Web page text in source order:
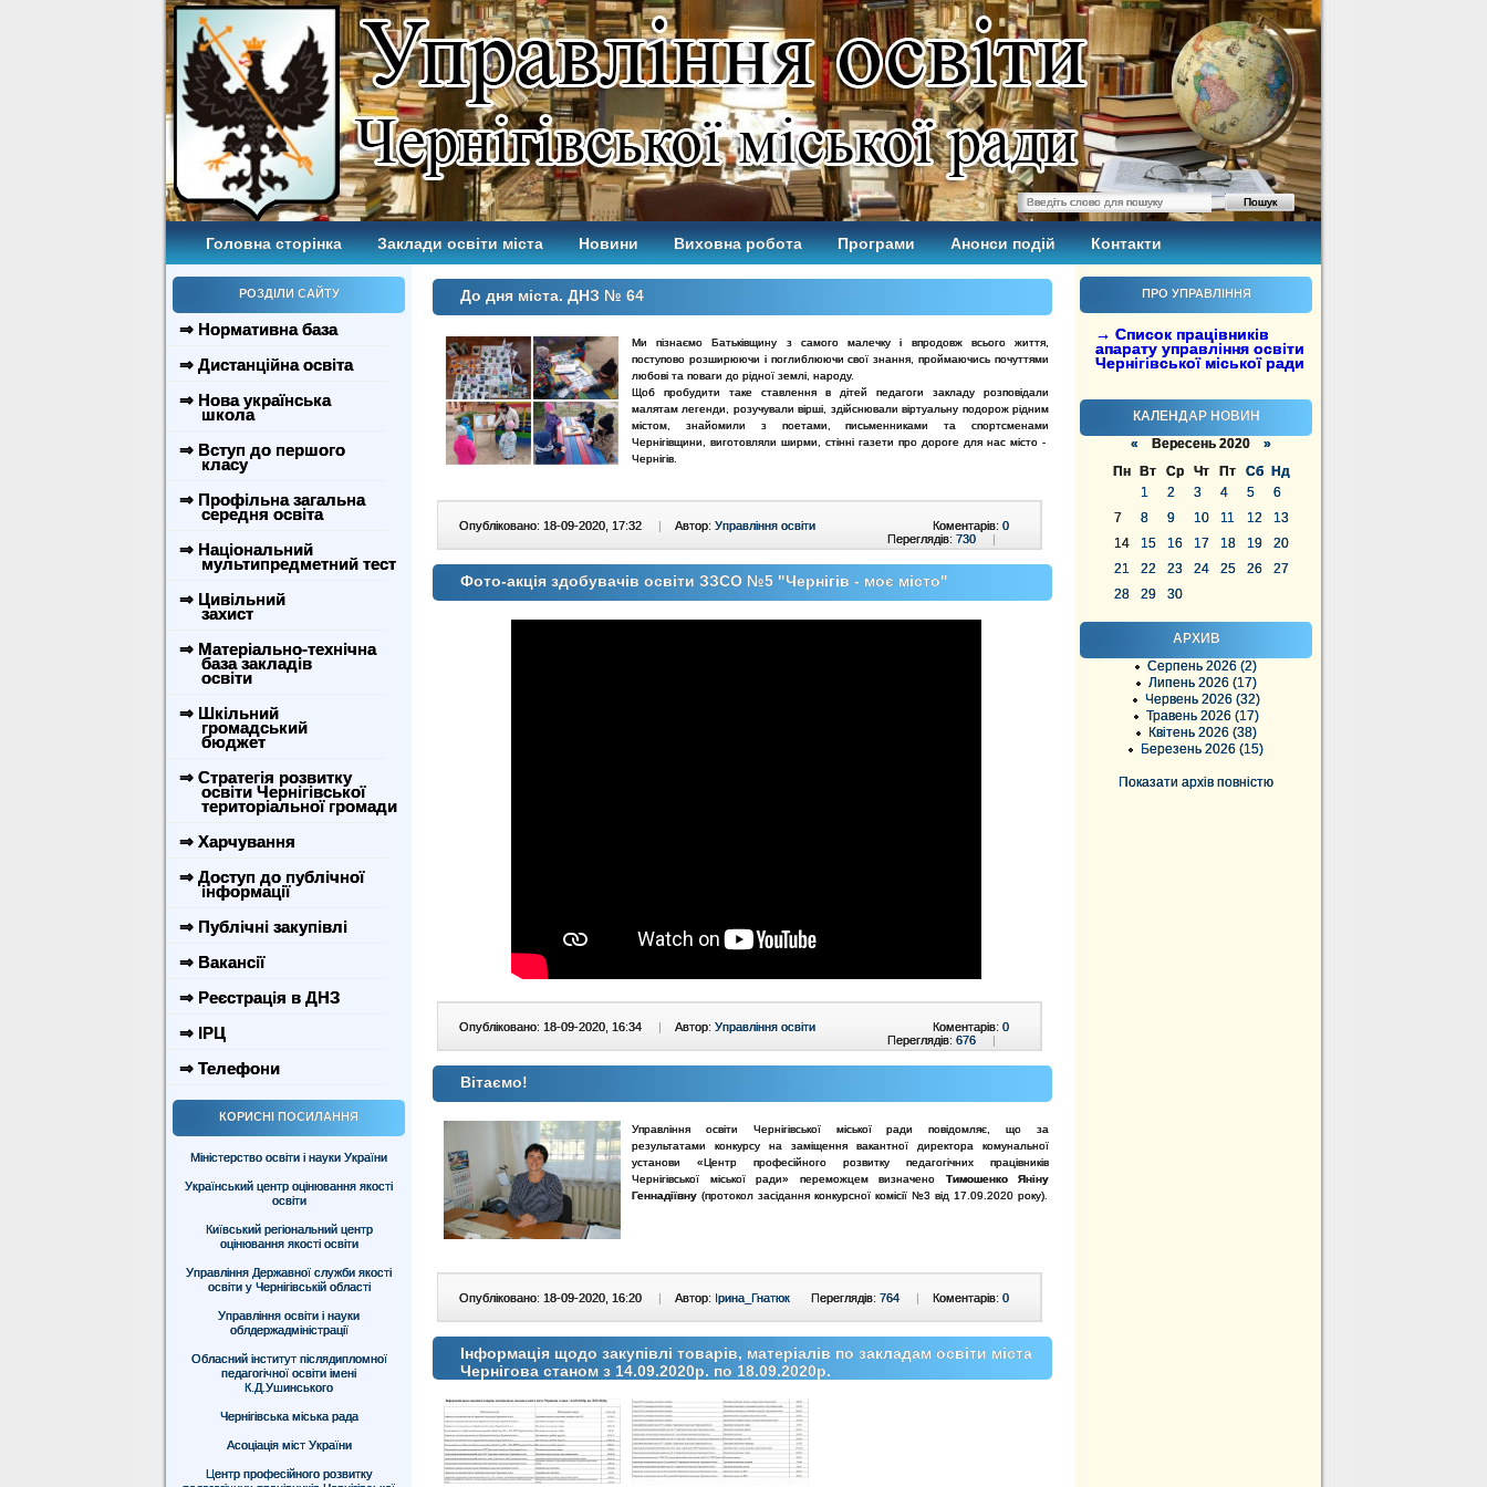
Головна сторінка Заклади освіти міста Новини Виховна робота Програми Анонси подій Контакти
РОЗДІЛИ САЙТУ
⇒ Нормативна база
⇒ Дистанційна освіта
⇒ Нова українська
школа
⇒ Вступ до першого
класу
⇒ Профільна загальна
середня освіта
⇒ Національний
мультипредметний тест
⇒ Цивільний
захист
⇒ Матеріально-технічна
база закладів
освіти
⇒ Шкільний
громадський
бюджет
⇒ Стратегія розвитку
освіти Чернігівської
територіальної громади
⇒ Харчування
⇒ Доступ до публічної
інформації
⇒ Публічні закупівлі
⇒ Вакансії
⇒ Реєстрація в ДНЗ
⇒ ІРЦ
⇒ Телефони
КОРИСНІ ПОСИЛАННЯ
Міністерство освіти і науки України
Український центр оцінювання якості
освіти
Київський регіональний центр
оцінювання якості освіти
Управління Державної служби якості
освіти у Чернігівській області
Управління освіти і науки
облдержадміністрації
Обласний інститут післядипломної
педагогічної освіти імені
К.Д.Ушинського
Чернігівська міська рада
Асоціація міст України
Центр професійного розвитку
ПРО УПРАВЛІННЯ
→ Список працівників
апарату управління освіти
Чернігівської міської ради
КАЛЕНДАР НОВИН
« Вересень 2020 »
Пн
Вт Ср Чт Пт Сб
Нд
1
2 3 4 5
6
7
8 9 10 11 12
13
14
15 16 17 18 19
20
21
22 23 24 25 26
27
28
29 30
АРХИВ
Серпень 2026 (2)
Липень 2026 (17)
Червень 2026 (32)
Травень 2026 (17)
Квітень 2026 (38)
Березень 2026 (15)
Показати архів повністю
До дня міста. ДНЗ № 64
Ми пізнаємо Батьківщину з самого малечку і впродовж всього життя,
поступово розширюючи і поглиблюючи свої знання, проймаючись почуттями
любові та поваги до рідної землі, народу.
Щоб пробудити таке ставлення в дітей педагоги закладу розповідали
малятам легенди, розучували вірші, здійснювали віртуальну подорож рідним
містом, знайомили з поетами, письменниками та спортсменами
Чернігівщини, виготовляли ширми, стінні газети про дороге для нас місто -
Чернігів.
Опубліковано: 18-09-2020, 17:32 | Автор: Управління освіти Коментарів: 0
Переглядів: 730 |
Фото-акція здобувачів освіти ЗЗСО №5 "Чернігів - моє місто"
Опубліковано: 18-09-2020, 16:34 | Автор: Управління освіти Коментарів: 0
Переглядів: 676 |
Вітаємо!
Управління освіти Чернігівської міської ради повідомляє, що за
результатами конкурсу на заміщення вакантної директора комунальної
установи «Центр професійного розвитку педагогічних працівників
Чернігівської міської ради» переможцем визначено Тимошенко Яніну
Геннадіївну (протокол засідання конкурсної комісії №3 від 17.09.2020 року).
Опубліковано: 18-09-2020, 16:20 | Автор: Ірина_Гнатюк Коментарів: 0
Переглядів: 764 |
Інформація щодо закупівлі товарів, матеріалів по закладам освіти міста
Чернігова станом з 14.09.2020р. по 18.09.2020р.